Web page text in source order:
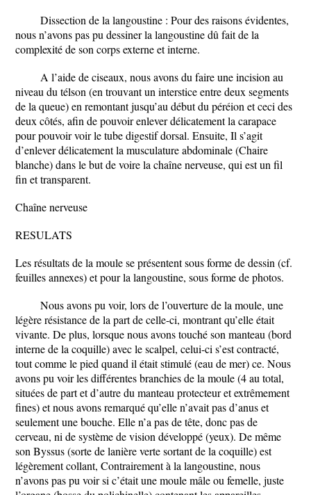
Dissection de la langoustine : Pour des raisons évidentes,
nous n’avons pas pu dessiner la langoustine dû fait de la
complexité de son corps externe et interne.
A l’aide de ciseaux, nous avons du faire une incision au
niveau du télson (en trouvant un interstice entre deux segments
de la queue) en remontant jusqu’au début du péréion et ceci des
deux côtés, afin de pouvoir enlever délicatement la carapace
pour pouvoir voir le tube digestif dorsal. Ensuite, Il s’agit
d’enlever délicatement la musculature abdominale (Chaire
blanche) dans le but de voire la chaîne nerveuse, qui est un fil
fin et transparent.
Chaîne nerveuse
RESULATS
Les résultats de la moule se présentent sous forme de dessin (cf.
feuilles annexes) et pour la langoustine, sous forme de photos.
Nous avons pu voir, lors de l’ouverture de la moule, une
légère résistance de la part de celle-ci, montrant qu’elle était
vivante. De plus, lorsque nous avons touché son manteau (bord
interne de la coquille) avec le scalpel, celui-ci s’est contracté,
tout comme le pied quand il était stimulé (eau de mer) ce. Nous
avons pu voir les différentes branchies de la moule (4 au total,
situées de part et d’autre du manteau protecteur et extrêmement
fines) et nous avons remarqué qu’elle n’avait pas d’anus et
seulement une bouche. Elle n’a pas de tête, donc pas de
cerveau, ni de système de vision développé (yeux). De même
son Byssus (sorte de lanière verte sortant de la coquille) est
légèrement collant, Contrairement à la langoustine, nous
n’avons pas pu voir si c’était une moule mâle ou femelle, juste